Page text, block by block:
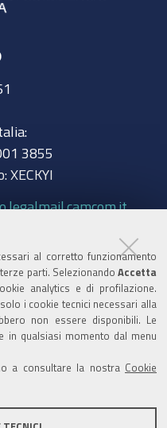
al corretto funzionamento
parti. Selezionando Accetta
analytics e di profilazione.
i cookie tecnici necessari alla
non essere disponibili. Le
in qualsiasi momento dal menu
a consultare la nostra Cookie
3855
XECKYI